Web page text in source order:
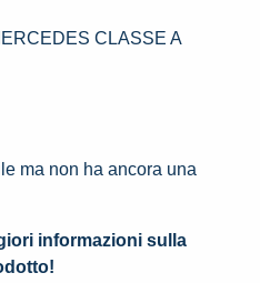
CLASSE A
ma non ha ancora una
informazioni sulla